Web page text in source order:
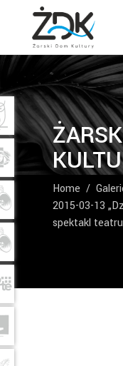
Home /
2015-03-13
spektakl